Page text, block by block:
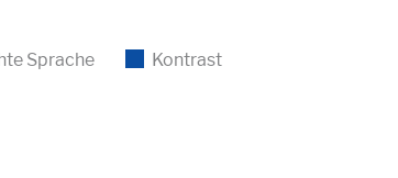
Sprache Kontrast